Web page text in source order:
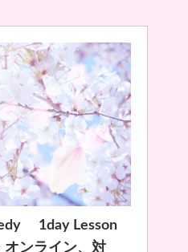
1day Lesson
ンライン、対